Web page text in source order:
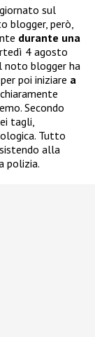
sul
blogger, però,
durante una
4 agosto
noto blogger ha
poi iniziare a
Secondo
tagli,
Tutto
alla
polizia.